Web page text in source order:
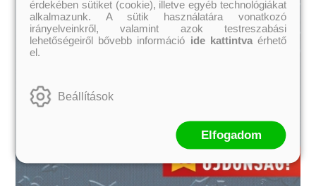
érdekében sütiket (cookie), illetve egyéb technológiákat
alkalmazunk. A sütik használatára vonatkozó
irányelveinkről, valamint azok testreszabási
lehetőségeiről bővebb információ ide kattintvaérhető
el.
Beállítások
Elfogadom